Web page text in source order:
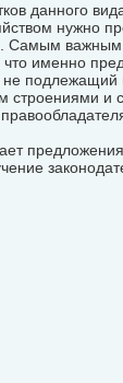
данного
нужно
Самым важным
что именно
не
строениями и